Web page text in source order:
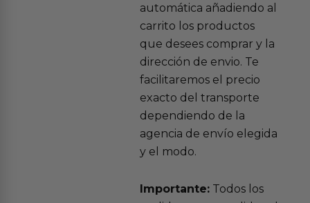
automática añadiendo al
carrito los productos
que desees comprar y la
dirección de envio. Te
facilitaremos el precio
exacto del transporte
dependiendo de la
agencia de envío elegida
y el modo.
Importante:Todos los